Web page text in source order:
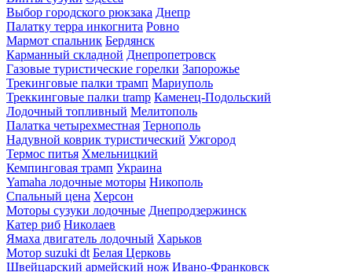
Выбор городского рюкзака Днепр
Палатку терра инкогнита Ровно
Мармот спальник Бердянск
Карманный складной Днепропетровск
Газовые туристические горелки Запорожье
Трекинговые палки трамп Мариуполь
Треккинговые палки tramp Каменец-Подольский
Лодочный топливный Мелитополь
Палатка четырехместная Тернополь
Надувной коврик туристический Ужгород
Термос питья Хмельницкий
Кемпинговая трамп Украина
Yamaha лодочные моторы Никополь
Спальный цена Херсон
Моторы сузуки лодочные Днепродзержинск
Катер риб Николаев
Ямаха двигатель лодочный Харьков
Мотор suzuki dt Белая Церковь
Швейцарский армейский нож Ивано-Франковск